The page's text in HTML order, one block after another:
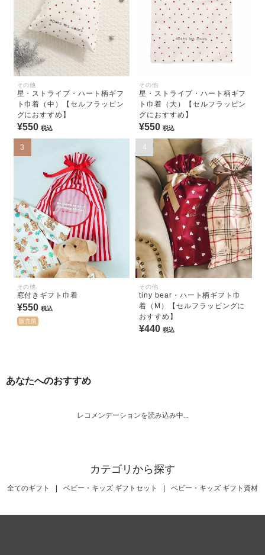
その他
星・ストライプ・ハート柄ギフ
ト巾着（中）【セルフラッピン
グにおすすめ】
¥550 税込
その他
星・ストライプ・ハート柄ギフ
ト巾着（大）【セルフラッピン
グにおすすめ】
¥550 税込
3
その他
窓付きギフト巾着
¥550 税込
販売前
4
その他
tiny bear・ハート柄ギフト巾
着（M）【セルフラッピングに
おすすめ】
¥440 税込
あなたへのおすすめ
レコメンデーションを読み込み中...
カテゴリから探す
全てのギフト | ベビー・キッズ ギフトセット | ベビー・キッズ ギフト資材